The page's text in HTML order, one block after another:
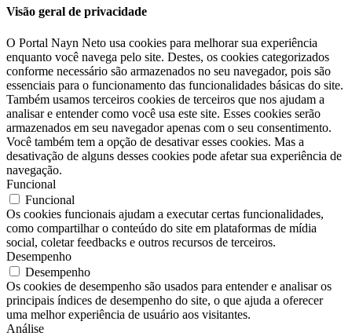
Visão geral de privacidade
O Portal Nayn Neto usa cookies para melhorar sua experiência
enquanto você navega pelo site. Destes, os cookies categorizados
conforme necessário são armazenados no seu navegador, pois são
essenciais para o funcionamento das funcionalidades básicas do site.
Também usamos terceiros cookies de terceiros que nos ajudam a
analisar e entender como você usa este site. Esses cookies serão
armazenados em seu navegador apenas com o seu consentimento.
Você também tem a opção de desativar esses cookies. Mas a
desativação de alguns desses cookies pode afetar sua experiência de
navegação.
Funcional
Funcional
Os cookies funcionais ajudam a executar certas funcionalidades,
como compartilhar o conteúdo do site em plataformas de mídia
social, coletar feedbacks e outros recursos de terceiros.
Desempenho
Desempenho
Os cookies de desempenho são usados ​​para entender e analisar os
principais índices de desempenho do site, o que ajuda a oferecer
uma melhor experiência de usuário aos visitantes.
Análise